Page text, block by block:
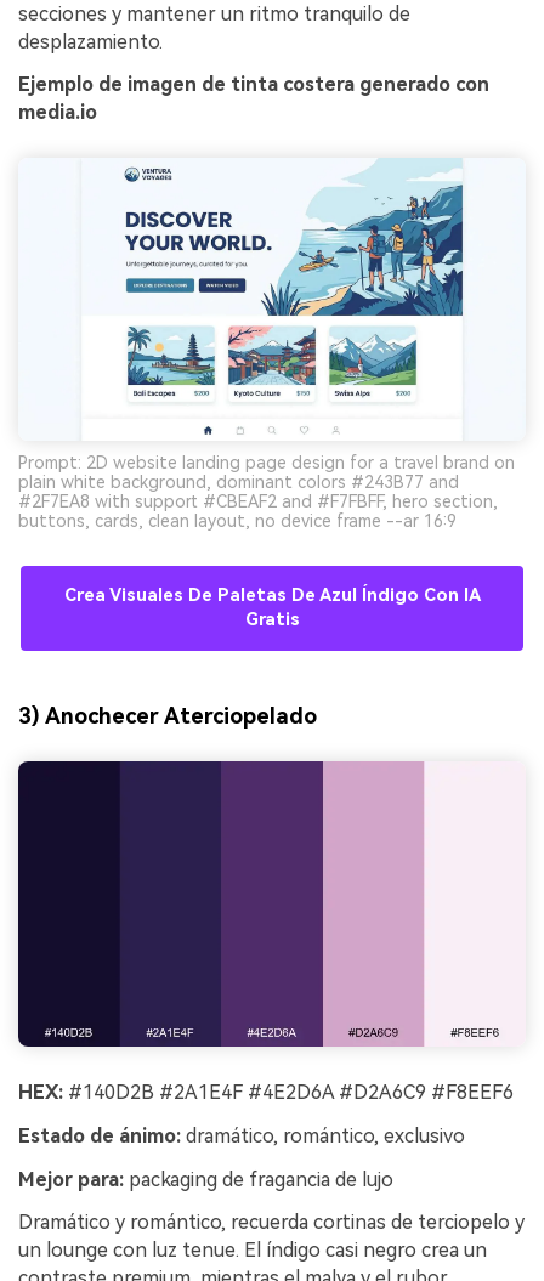
secciones y mantener un ritmo tranquilo de
desplazamiento.
Ejemplo de imagen de tinta costera generado con
media.io
Prompt: 2D website landing page design for a travel brand on
plain white background, dominant colors #243B77 and
#2F7EA8 with support #CBEAF2 and #F7FBFF, hero section,
buttons, cards, clean layout, no device frame --ar 16:9
Crea Visuales De Paletas De Azul Índigo Con IA
Gratis
3) Anochecer Aterciopelado
HEX: #140D2B #2A1E4F #4E2D6A #D2A6C9 #F8EEF6
Estado de ánimo: dramático, romántico, exclusivo
Mejor para: packaging de fragancia de lujo
Dramático y romántico, recuerda cortinas de terciopelo y
un lounge con luz tenue. El índigo casi negro crea un